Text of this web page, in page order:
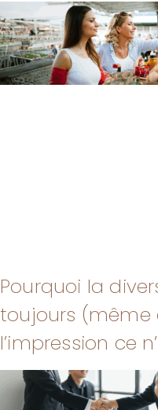
Pourquoi la
toujours
l’impression ce